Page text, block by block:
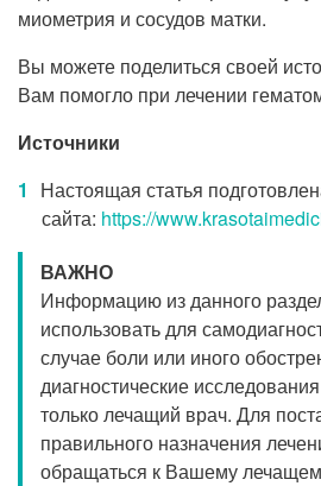
миометрия и сосудов матки.
Вы можете поделиться своей
Вам помогло при лечении
Источники
Настоящая статья
сайта: https://
ВАЖНО
Информацию из данного
использовать для
случае боли или иного
диагностические
только лечащий врач. Для
правильного назначения
обращаться к Вашему